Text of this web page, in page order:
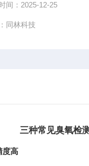
间：2025-12-25
同林科技
三种常见臭氧检
度高